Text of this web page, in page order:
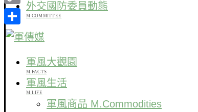
外交國防委員動態
M COMMITTEE
軍風大觀園
M.FACTS
軍風生活
M.LIFE
軍風商品 M.Commodities
Copy
Link
分